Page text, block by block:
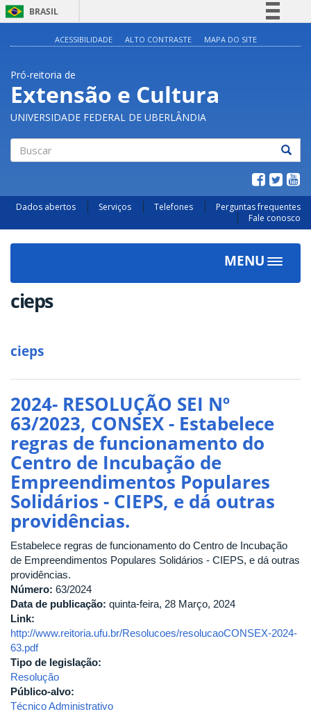
BRASIL
Acesso à informação
Legislação
Canais
ACESSIBILIDADE ALTO CONTRASTE MAPA DO SITE
Pró-reitoria de
Extensão e Cultura
UNIVERSIDADE FEDERAL DE UBERLÂNDIA
Dados abertos Serviços Telefones
Perguntas frequentes
Fale conosco
MENU
Toggle
cieps
cieps
2024- RESOLUÇÃO SEI Nº
63/2023, CONSEX - Estabelece
regras de funcionamento do
Centro de Incubação de
Empreendimentos Populares
Solidários - CIEPS, e dá outras
providências.
Estabelece regras de funcionamento do Centro de Incubação
de Empreendimentos Populares Solidários - CIEPS, e dá outras
providências.
Número: 63/2024
Data de publicação: quinta-feira, 28 Março, 2024
Link:
http://www.reitoria.ufu.br/Resolucoes/resolucaoCONSEX-2024-
63.pdf
Tipo de legislação:
Resolução
Público-alvo:
Técnico Administrativo